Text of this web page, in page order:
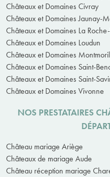
Châteaux et Domaines Civray
Châteaux et Domaines Jaunay-
Châteaux et Domaines La
Châteaux et Domaines Loudun
Châteaux et Domaines
Châteaux et Domaines Saint-
Châteaux et Domaines Saint-
Châteaux et Domaines Vivonne
NOS PRESTATAIRES
Château mariage Ariège
Châteaux de mariage Aude
Château réception mariage